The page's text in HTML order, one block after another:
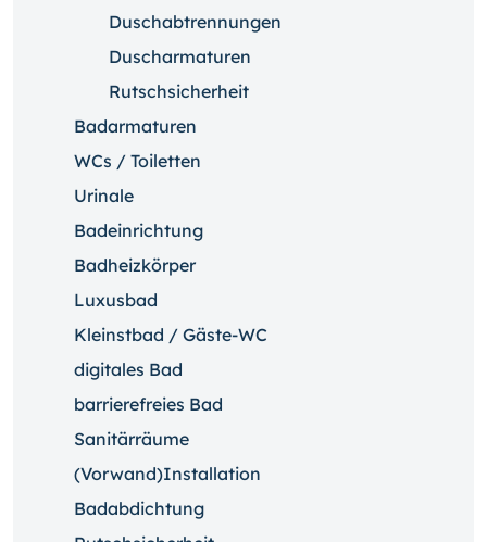
Duschabtrennungen
Duscharmaturen
Rutschsicherheit
Badarmaturen
WCs / Toiletten
Urinale
Badeinrichtung
Badheizkörper
Luxusbad
Kleinstbad / Gäste-WC
digitales Bad
barrierefreies Bad
Sanitärräume
(Vorwand)Installation
Badabdichtung